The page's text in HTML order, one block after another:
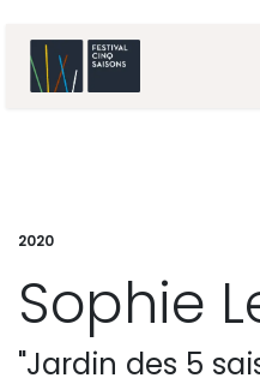
2020
Sophie
"Jardin des 5